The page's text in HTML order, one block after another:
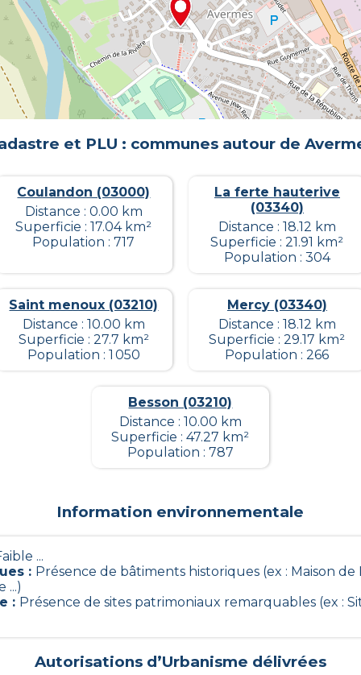
et PLU : communes autour de
Coulandon (03000)
Distance : 0.00 km
Superficie : 17.04 km²
Population : 717
La ferte hauterive
(03340)
Distance : 18.12 km
Superficie : 21.91 km²
Population : 304
Saint menoux (03210)
Distance : 10.00 km
Superficie : 27.7 km²
Population : 1 050
Mercy (03340)
Distance : 18.12 km
Superficie : 29.17 km²
Population : 266
Besson (03210)
Distance : 10.00 km
Superficie : 47.27 km²
Population : 787
Information environnementale
...
: Présence de bâtiments historiques (ex : Maison
...)
: Présence de sites patrimoniaux remarquables (ex :
Autorisations d’Urbanisme délivrées